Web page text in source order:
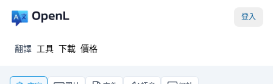
登入
翻譯 工具 下載 價格